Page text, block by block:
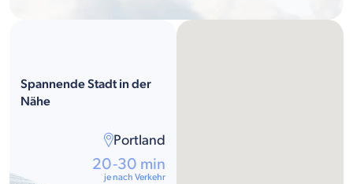
Spannende Stadt in der
Nähe
Portland
20-30 min
je nach Verkehr